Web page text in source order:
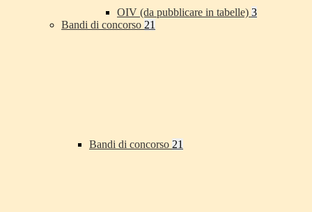
OIV (da pubblicare in tabelle) 3
Bandi di concorso 21
Bandi di concorso 21